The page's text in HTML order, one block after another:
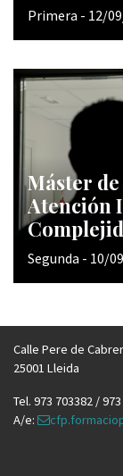
Primera - 12/
Máster
Atención
Segunda - 10/
Calle Pere de
25001 Lleida
Tel. 973 703382 /
A/e: